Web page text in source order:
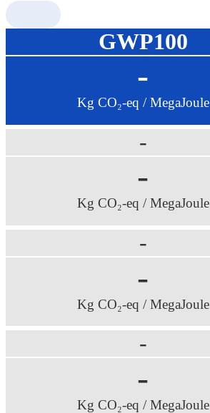
GWP100
-
Kg CO₂-eq / MegaJoule
-
-
Kg CO₂-eq / MegaJoule
-
-
Kg CO₂-eq / MegaJoule
-
-
Kg CO₂-eq / MegaJoule